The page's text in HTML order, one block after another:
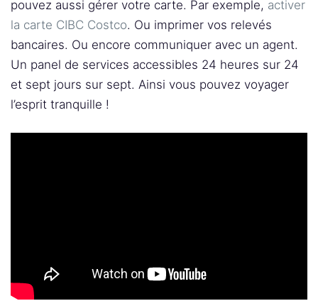
pouvez aussi gérer votre carte. Par exemple, activer
la carte CIBC Costco. Ou imprimer vos relevés
bancaires. Ou encore communiquer avec un agent.
Un panel de services accessibles 24 heures sur 24
et sept jours sur sept. Ainsi vous pouvez voyager
l’esprit tranquille !